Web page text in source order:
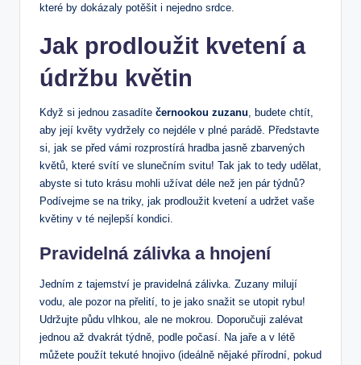
které by dokázaly potěšit i nejedno srdce.
Jak prodloužit kvetení a
údržbu květin
Když si jednou zasadíte černookou zuzanu , budete chtít,
aby její květy vydržely co nejdéle v plné parádě. Představte
si, jak se před vámi rozprostírá hradba jasně zbarvených
květů, které svítí ve slunečním svitu! Tak jak to tedy udělat,
abyste si tuto krásu mohli užívat déle než jen pár týdnů?
Podívejme se na triky, jak prodloužit kvetení a udržet vaše
květiny v té nejlepší kondici.
Pravidelná zálivka a hnojení
Jedním z tajemství je pravidelná zálivka. Zuzany milují
vodu, ale pozor na přelití, to je jako snažit se utopit rybu!
Udržujte půdu vlhkou, ale ne mokrou. Doporučuji zalévat
jednou až dvakrát týdně, podle počasí. Na jaře a v létě
můžete použít tekuté hnojivo (ideálně nějaké přírodní, pokud